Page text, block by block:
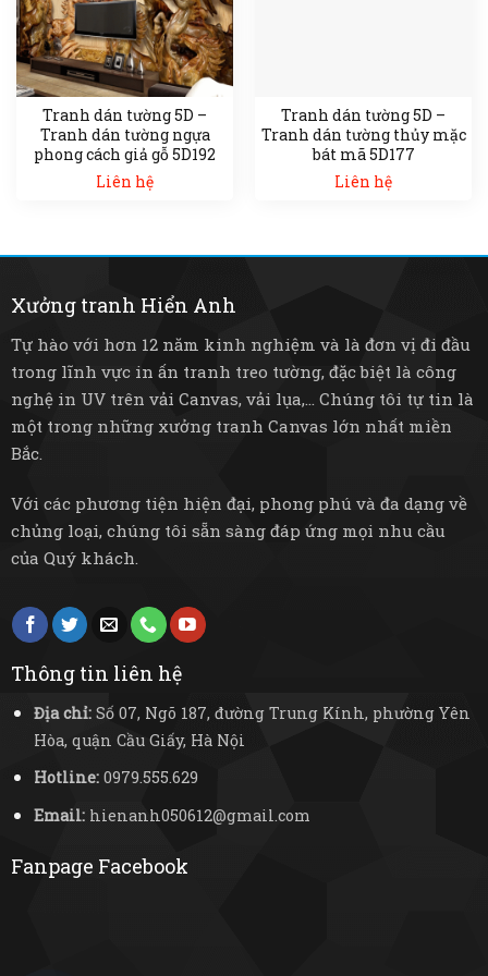
Tranh dán tường 5D –
Tranh dán tường ngựa
phong cách giả gỗ 5D192
Liên hệ
Tranh dán tường 5D –
Tranh dán tường thủy mặc
bát mã 5D177
Liên hệ
Xưởng tranh Hiển Anh
Tự hào với hơn 12 năm kinh nghiệm và là đơn vị đi đầu
trong lĩnh vực in ấn tranh treo tường, đặc biệt là công
nghệ in UV trên vải Canvas, vải lụa,... Chúng tôi tự tin là
một trong những xưởng tranh Canvas lớn nhất miền
Bắc.
Với các phương tiện hiện đại, phong phú và đa dạng về
chủng loại, chúng tôi sẵn sàng đáp ứng mọi nhu cầu
của Quý khách.
Thông tin liên hệ
Địa chỉ:Số 07, Ngõ 187, đường Trung Kính, phường Yên
Hòa, quận Cầu Giấy, Hà Nội
Hotline:0979.555.629
Email:hienanh050612@gmail.com
Fanpage Facebook